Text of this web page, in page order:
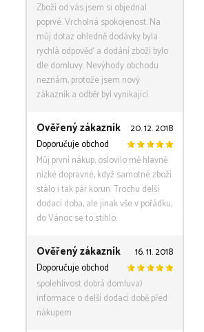
Zboží od vás jsem si objednal
poprvé. Vrcholná spokojenost. Na
můj dotaz ohledně dodávky byla
rychlá odpověď a dodání zboží bylo
dle domluvy. Nevýhody obchodu
neznám, protože jsem nový
zákazník a odběr byl vynikající.
Ověřený zákazník
20. 12. 2018
Doporučuje obchod
Můj první nákup, oslovilo mě hlavně
nízké dopravné, když samotné zboží
stálo i tak pár korun. Trochu delší
dodací doba, ale jinak vše v pořádku,
do Vánoc se to stihlo.
Ověřený zákazník
16. 11. 2018
Doporučuje obchod
spolehlivost dobrá domluva)
informace o delší dodací době před
nákupem